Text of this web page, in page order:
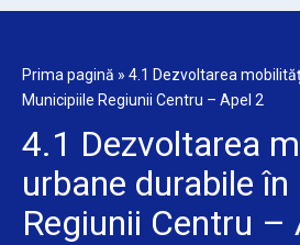
Prima pagină » 4.1 Dezvoltarea
Municipiile Regiunii Centru – Apel 2
4.1 Dezvoltarea
urbane durabile
Regiunii Centru –